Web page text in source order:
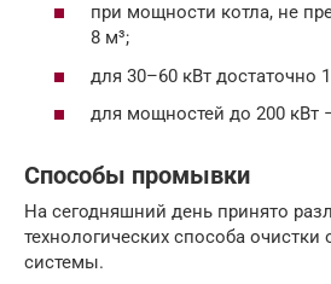
при мощности котла, не
8 м³;
для 30–60 кВт достаточно
для мощностей до 200 кВт
Способы промывки
На сегодняшний день принято
технологических способа очистки
системы.